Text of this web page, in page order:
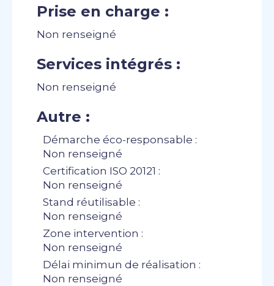
Prise en charge :
Non renseigné
Services intégrés :
Non renseigné
Autre :
Démarche éco-responsable :
Non renseigné
Certification ISO 20121 :
Non renseigné
Stand réutilisable :
Non renseigné
Zone intervention :
Non renseigné
Délai minimun de réalisation :
Non renseigné